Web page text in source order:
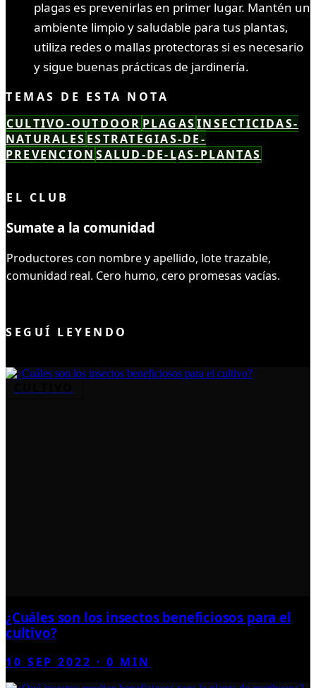
plagas es prevenirlas en primer lugar. Mantén un
ambiente limpio y saludable para tus plantas,
utiliza redes o mallas protectoras si es necesario
y sigue buenas prácticas de jardinería.
TEMAS DE ESTA NOTA
CULTIVO-OUTDOOR PLAGASINSECTICIDAS-
NATURALES ESTRATEGIAS-DE-
PREVENCION SALUD-DE-LAS-PLANTAS
EL CLUB
Sumate a la comunidad
Productores con nombre y apellido, lote trazable,
comunidad real. Cero humo, cero promesas vacías.
SEGUÍ LEYENDO
¿Cuáles son los insectos beneficiosos para el
cultivo?
10 SEP 2022 ·0 MIN